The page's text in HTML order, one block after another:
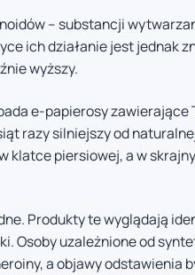
– substancji
ich działanie jest jednak
wyższy.
e-papierosy zawierające
razy silniejszy od
klatce piersiowej, a w
Produkty te wyglądają
Osoby uzależnione od
a objawy odstawienia